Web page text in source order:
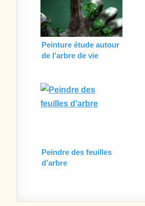
Peinture étude autour
de l’arbre de vie
Peindre des feuilles
d’arbre